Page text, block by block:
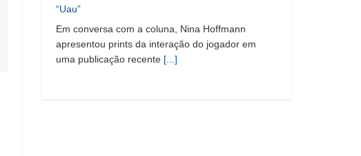
“Uau”
Em conversa com a coluna, Nina Hoffmann
apresentou prints da interação do jogador em
uma publicação recente [...]